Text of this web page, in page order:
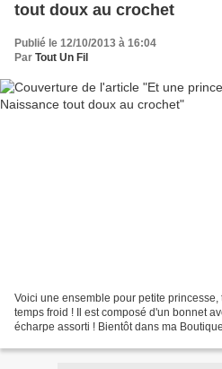
tout doux au crochet
Publié le 12/10/2013 à 16:04
Par Tout Un Fil
Voici une ensemble pour petite
temps froid ! Il est composé d'un bonnet
écharpe assorti ! Bientôt dans ma